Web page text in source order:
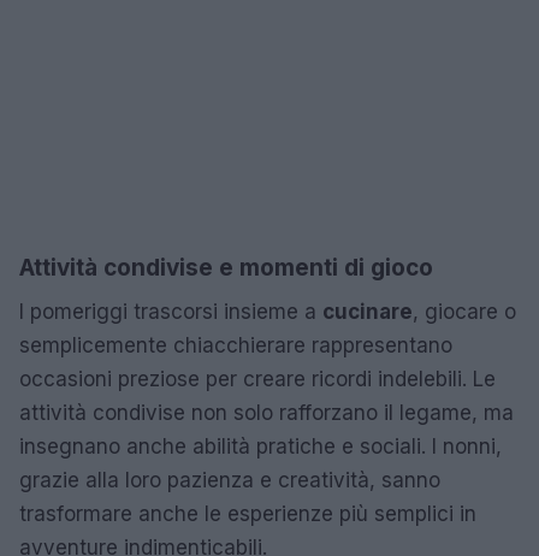
Attività condivise e momenti di gioco
I pomeriggi trascorsi insieme a cucinare, giocare o
semplicemente chiacchierare rappresentano
occasioni preziose per creare ricordi indelebili. Le
attività condivise non solo rafforzano il legame, ma
insegnano anche abilità pratiche e sociali. I nonni,
grazie alla loro pazienza e creatività, sanno
trasformare anche le esperienze più semplici in
avventure indimenticabili.